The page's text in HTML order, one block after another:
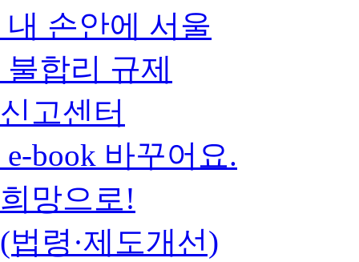
내 손안에 서울
불합리 규제
신고센터
e-book 바꾸어요.
희망으로!
(법령·제도개선)